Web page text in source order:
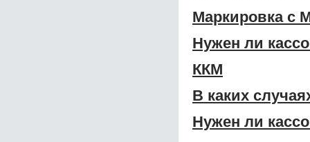
Маркировка с
Нужен ли
ККМ
В каких
Нужен ли